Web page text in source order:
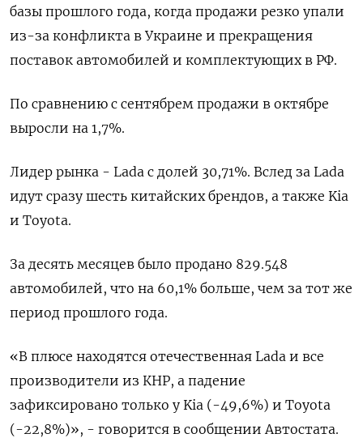
базы прошлого года, когда продажи резко упали
из-за конфликта в Украине и прекращения
поставок автомобилей и комплектующих в РФ.
По сравнению с сентябрем продажи в октябре
выросли на 1,7%.
Лидер рынка - Lada с долей 30,71%. Вслед за Lada
идут сразу шесть китайских брендов, а также Kia
и Toyota.
За десять месяцев было продано 829.548
автомобилей, что на 60,1% больше, чем за тот же
период прошлого года.
«В плюсе находятся отечественная Lada и все
производители из КНР, а падение
зафиксировано только у Kia (-49,6%) и Toyota
(-22,8%)», - говорится в сообщении Автостата.